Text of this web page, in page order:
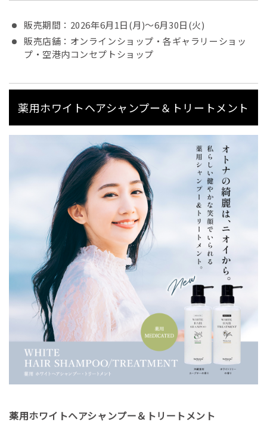
販売期間：2026年6月1日(月)～6月30日(火)
販売店舗：オンラインショップ・各ギャラリーショッ
プ・空港内コンセプトショップ
薬用ホワイトヘアシャンプー＆トリートメント
薬用ホワイトヘアシャンプー＆トリートメント